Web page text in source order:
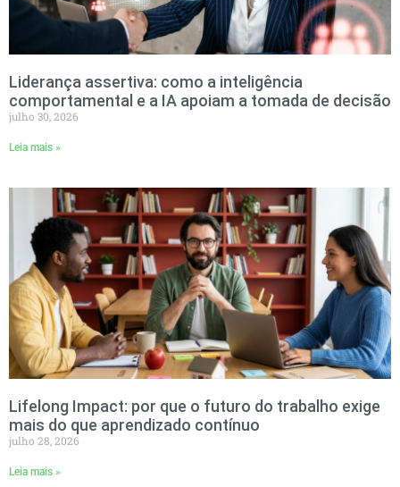
Liderança assertiva: como a inteligência
comportamental e a IA apoiam a tomada de decisão
julho 30, 2026
Leia mais »
Lifelong Impact: por que o futuro do trabalho exige
mais do que aprendizado contínuo
julho 28, 2026
Leia mais »